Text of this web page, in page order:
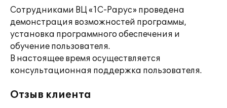
Сотрудниками ВЦ «1С-Рарус» проведена
демонстрация возможностей программы,
установка программного обеспечения и
обучение пользователя.
В настоящее время осуществляется
консультационная поддержка пользователя.
Отзыв клиента